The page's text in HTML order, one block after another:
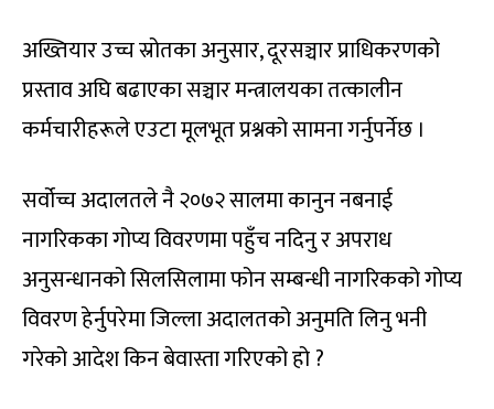
अख्तियार उच्च स्रोतका अनुसार, दूरसञ्चार प्राधिकरणको
प्रस्ताव अघि बढाएका सञ्चार मन्त्रालयका तत्कालीन
कर्मचारीहरूले एउटा मूलभूत प्रश्नको सामना गर्नुपर्नेछ ।
सर्वोच्च अदालतले नै २०७२ सालमा कानुन नबनाई
नागरिकका गोप्य विवरणमा पहुँच नदिनु र अपराध
अनुसन्धानको सिलसिलामा फोन सम्बन्धी नागरिकको गोप्य
विवरण हेर्नुपरेमा जिल्ला अदालतको अनुमति लिनु भनी
गरेको आदेश किन बेवास्ता गरिएको हो ?